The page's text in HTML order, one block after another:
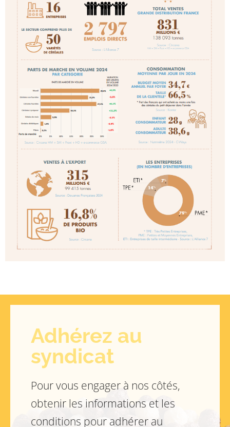
Adhérez au
syndicat
Pour vous engager à nos côtés,
obtenir les informations et les
conditions pour adhérer au